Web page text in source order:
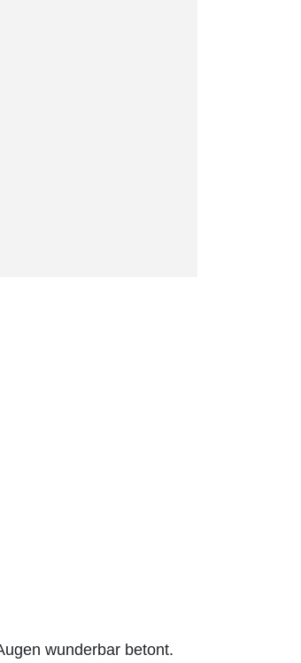
wunderbar betont.